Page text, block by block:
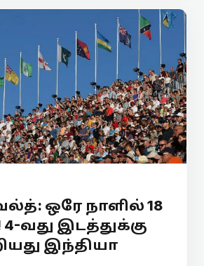
ஒரே நாளில் 18
வது இடத்துக்கு
இந்தியா